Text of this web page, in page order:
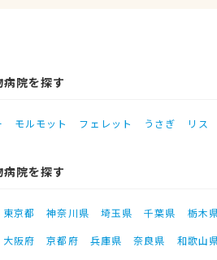
院を探す
モルモット フェレット うさぎ リス
院を探す
東京都 神奈川県 埼玉県 千葉県 栃木
大阪府 京都府 兵庫県 奈良県 和歌山